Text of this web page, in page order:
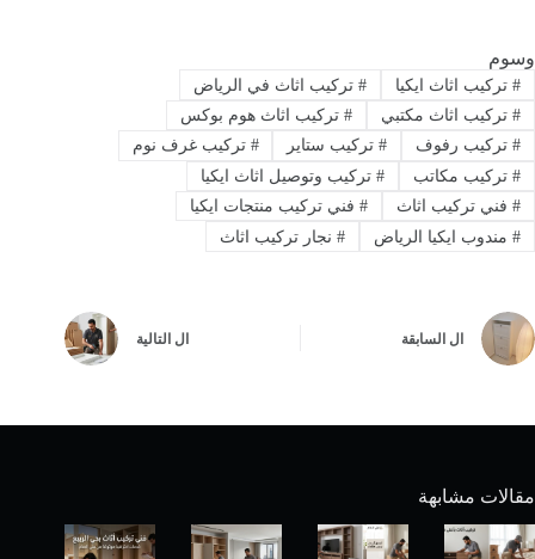
وسوم
#تركيب اثاث ايكيا #تركيب اثاث في الرياض
#تركيب اثاث مكتبي #تركيب اثاث هوم بوكس
#تركيب رفوف #تركيب ستاير # تركيب غرف نوم
#تركيب مكاتب #تركيب وتوصيل اثاث ايكيا
#فني تركيب اثاث #فني تركيب منتجات ايكيا
#مندوب ايكيا الرياض #نجار تركيب اثاث
ال السابقة ال التالية
مقالات مشابهة